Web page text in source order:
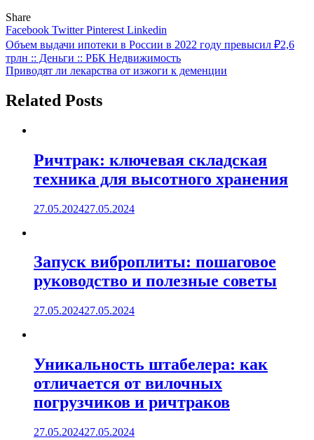
Share
Facebook TwitterPinterest Linkedin
Навигация
по
записям
Объем выдачи ипотеки в России в 2022 году превысил ₽2,6
трлн :: Деньги :: РБК Недвижимость
Приводят ли лекарства от изжоги к деменции
Related Posts
Ричтрак: ключевая складская
техника для высотного хранения
27.05.202427.05.2024
Запуск виброплиты: пошаговое
руководство и полезные советы
27.05.202427.05.2024
Уникальность штабелера: как
отличается от вилочных
погрузчиков и ричтраков
27.05.202427.05.2024